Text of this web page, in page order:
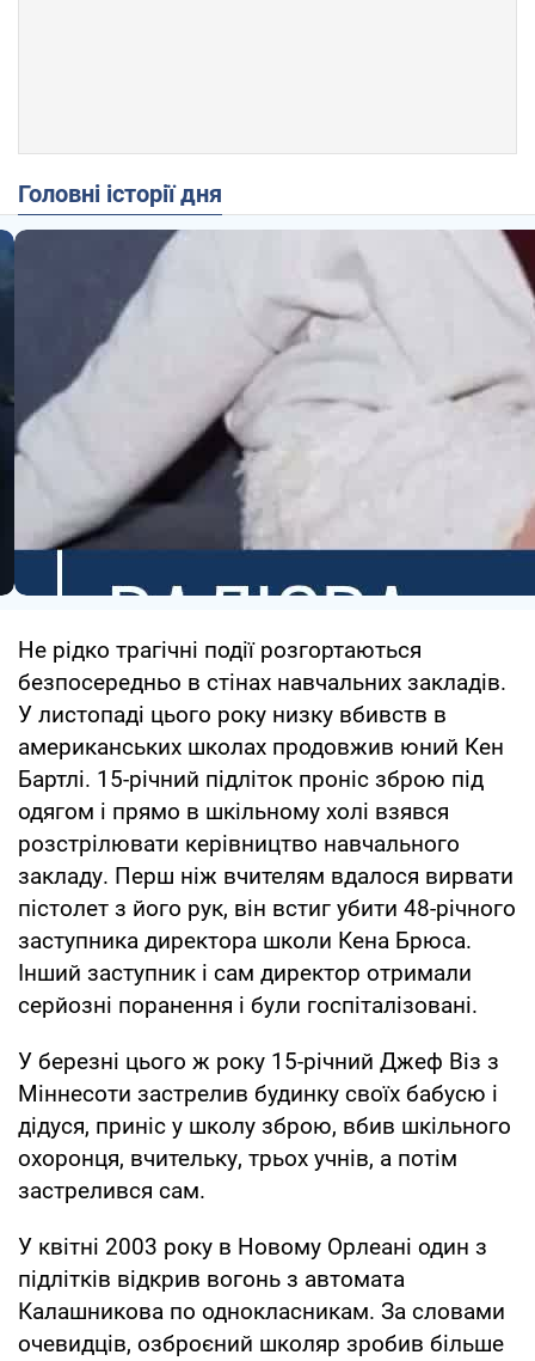
Головні історії дня
Не рідко трагічні події розгортаються
безпосередньо в стінах навчальних закладів.
У листопаді цього року низку вбивств в
американських школах продовжив юний Кен
Бартлі. 15-річний підліток проніс зброю під
одягом і прямо в шкільному холі взявся
розстрілювати керівництво навчального
закладу. Перш ніж вчителям вдалося вирвати
пістолет з його рук, він встиг убити 48-річного
заступника директора школи Кена Брюса.
Інший заступник і сам директор отримали
серйозні поранення і були госпіталізовані.
У березні цього ж року 15-річний Джеф Віз з
Міннесоти застрелив будинку своїх бабусю і
дідуся, приніс у школу зброю, вбив шкільного
охоронця, вчительку, трьох учнів, а потім
застрелився сам.
У квітні 2003 року в Новому Орлеані один з
підлітків відкрив вогонь з автомата
Калашникова по однокласникам. За словами
очевидців, озброєний школяр зробив більше